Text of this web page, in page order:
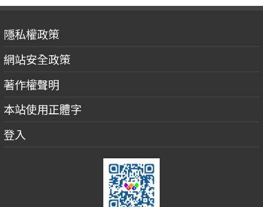
隱私權政策
網站安全政策
著作權聲明
本站使用正體字
登入